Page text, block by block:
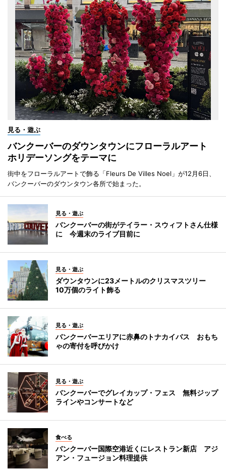
見る・遊ぶ
バンクーバーのダウンタウンにフローラルアート
ホリデーソングをテーマに
街中をフローラルアートで飾る「Fleurs De Villes Noel」が12月6日、
バンクーバーのダウンタウン各所で始まった。
見る・遊ぶ
バンクーバーの街がテイラー・スウィフトさん仕様
に 今週末のライブ目前に
見る・遊ぶ
ダウンタウンに23メートルのクリスマスツリー
10万個のライト飾る
見る・遊ぶ
バンクーバーエリアに赤鼻のトナカイバス おもち
ゃの寄付を呼びかけ
見る・遊ぶ
バンクーバーでグレイカップ・フェス 無料ジップ
ラインやコンサートなど
食べる
バンクーバー国際空港近くにレストラン新店 アジ
アン・フュージョン料理提供